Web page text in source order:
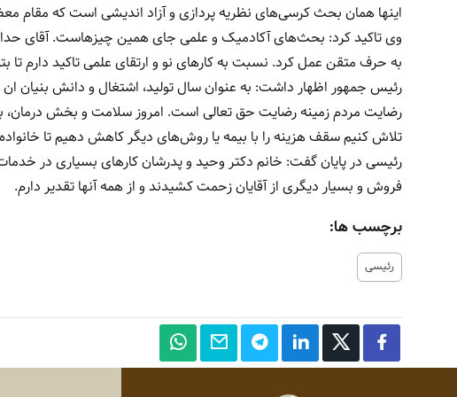
اینها همان بحث کرسی‌های نظریه پردازی و آزاد اندیشی است که مقام
وی تاکید کرد: بحث‌های آکادمیک و علمی جای همین چیزهاست. آقای حداد
به حرف متقن عمل کرد. نسبت به کارهای نو و ارتقای علمی تاکید دارم تا
رئیس جمهور اظهار داشت: به عنوان سال تولید، اشتغال و دانش بنیان ان
رضایت مردم زمینه رضایت حق تعالی است. امروز سلامت و بخش درمان،
تلاش کنیم سقف هزینه را با بیمه یا روش‌های دیگر کاهش دهیم تا
رئیسی در پایان گفت: خانم دکتر وحید و پدرشان کارهای بسیاری در خدمات
فروش و بسیار دیگری از آقایان زحمت کشیدند و از همه آنها تقدیر دارم.
برچسب ها:
رئیسی